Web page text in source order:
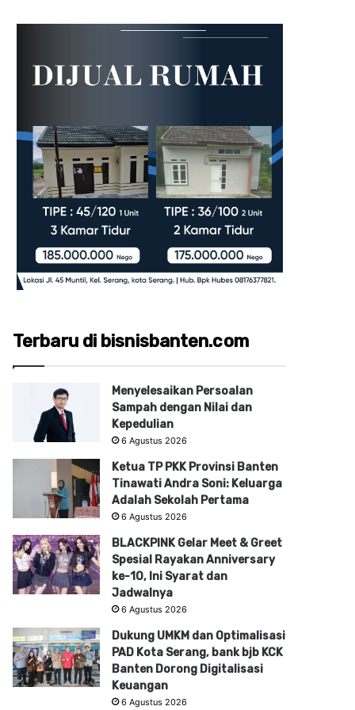
Terbaru di bisnisbanten.com
Menyelesaikan Persoalan
Sampah dengan Nilai dan
Kepedulian
6 Agustus 2026
Ketua TP PKK Provinsi Banten
Tinawati Andra Soni: Keluarga
Adalah Sekolah Pertama
6 Agustus 2026
BLACKPINK Gelar Meet & Greet
Spesial Rayakan Anniversary
ke-10, Ini Syarat dan
Jadwalnya
6 Agustus 2026
Dukung UMKM dan Optimalisasi
PAD Kota Serang, bank bjb KCK
Banten Dorong Digitalisasi
Keuangan
6 Agustus 2026